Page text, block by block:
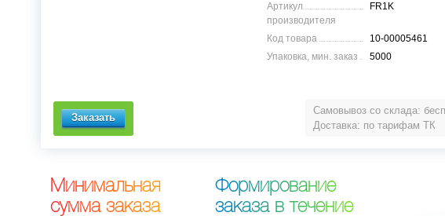
Самовывоз со склада:
Доставка: по тарифам ТК
Артикул
производителя
FR1K
Код товара
10-00005461
Упаковка, мин. заказ
5000
Минимальная
сумма заказа
Формирование
заказа в течение